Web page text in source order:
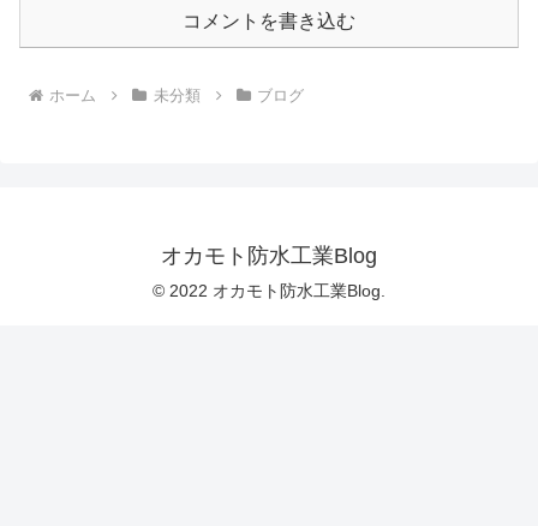
コメントを書き込む
ホーム 未分類 ブログ
オカモト防水工業Blog
© 2022 オカモト防水工業Blog.